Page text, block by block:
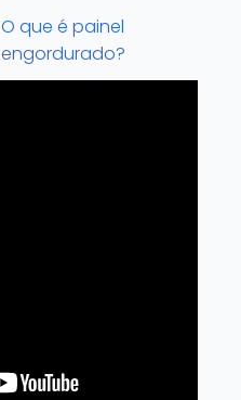
O que é painel
engordurado?